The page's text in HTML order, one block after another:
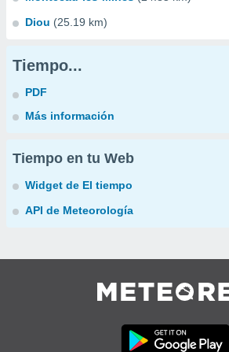
Diou (25.19 km)
Tiempo...
PDF
Más información
Tiempo en tu Web
Widget de El tiempo
API de Meteorología